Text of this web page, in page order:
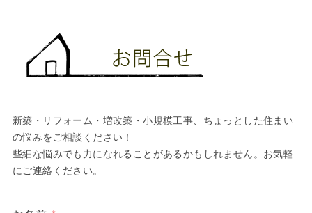
新築・リフォーム・増改築・小規模工事、ちょっとした住まい
の悩みをご相談ください！
些細な悩みでも力になれることがあるかもしれません。お気軽
にご連絡ください。